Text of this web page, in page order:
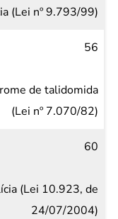
(Lei nº 9.793/99)
56
de talidomida
(Lei nº 7.070/82)
60
(Lei 10.923, de
24/07/2004)